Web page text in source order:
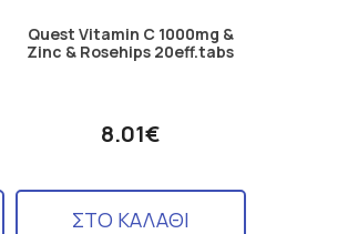
Quest Vitamin C 1000mg &
Zinc & Rosehips 20eff.tabs
8.01€
ΣΤΟ ΚΑΛΑΘΙ